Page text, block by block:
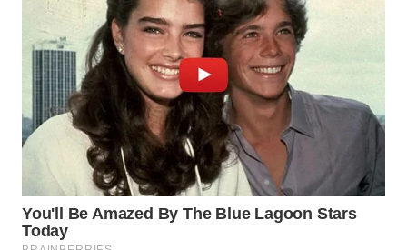
WN
TAPANULI
TENGAH
WN DELI
SERDANG
WN
TEBING
TINGGI